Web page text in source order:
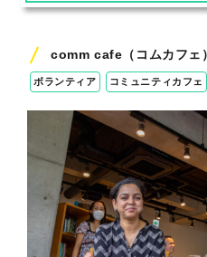
comm cafe（コムカフェ）
ボランティア コミュニティカフェ